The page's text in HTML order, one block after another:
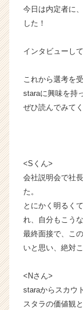
今日は内定者に
した！
インタビューし
これから選考を
staraに興味を持
ぜひ読んでみて
<Sくん>
会社説明会で社
た。
とにかく明るく
れ、自分もこう
最終面接で、こ
いと思い、絶対
<Nさん>
staraからスカウ
スタラの価値観